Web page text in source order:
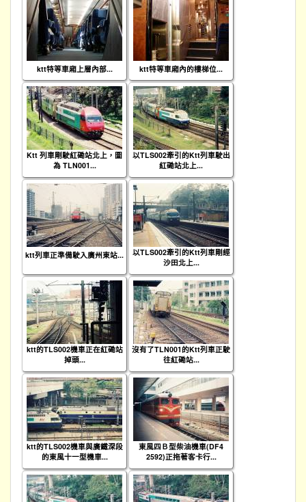
ktt特等車廂上層內部... ktt特等車廂內的樓梯位...
Ktt 列車剛駛紅磡站北上，圖
為 TLN001...
以TLS002牽引的Ktt列車駛出
紅磡站北上...
ktt列車正準備駛入廣州東站...
以TLS002牽引的Ktt列車剛經
沙田北上...
ktt的TLS002機車正在紅磡站
掉頭...
沒有了TLN001的Ktt列車正駛
往紅磡站...
ktt的TLS002機車與廣鐵深段
的東風十一型機車...
東風四Ｂ型柴油機車(DF4
2592)正拖著客卡行...